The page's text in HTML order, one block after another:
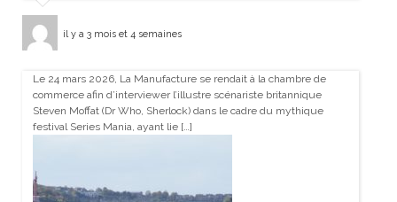
il y a 3 mois et 4 semaines
Le 24 mars 2026, La Manufacture se rendait à la chambre de
commerce afin d’interviewer l’illustre scénariste britannique
Steven Moffat (Dr Who, Sherlock) dans le cadre du mythique
festival Series Mania, ayant lie […]